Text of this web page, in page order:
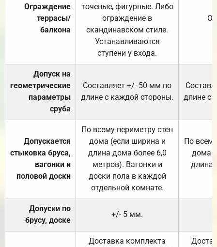
Ограждение
террасы/
балкона
точеные, фигурные. Либо
ограждение в
скандинавском стиле.
Устанавливаются
ступени у входа.
Допуск на
геометрические
параметры
сруба
Составляет +/- 50 мм по
длине с каждой стороны.
длине с
Допускается
стыковка бруса,
вагонки и
половой доски
По всему периметру стен
дома (если ширина и
длина дома более 6,0
метров). Вагонки и
доски пола в каждой
отдельной комнате.
По
дома
длина
Допуски по
брусу, доске
+/- 5 мм.
Доставка комплекта